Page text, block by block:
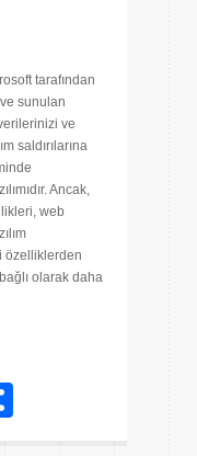
tarafından
sunulan
ve
saldırılarına
Ancak,
web
özelliklerden
olarak daha